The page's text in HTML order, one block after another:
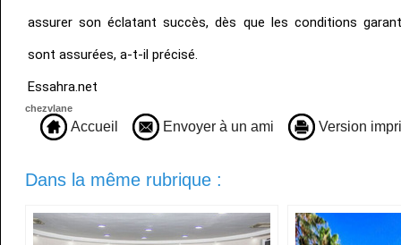
assurer son éclatant succès, dès que les conditions
sont assurées, a-t-il précisé.
Essahra.net
chezvlane
Accueil Envoyer à un ami Version
Dans la même rubrique :